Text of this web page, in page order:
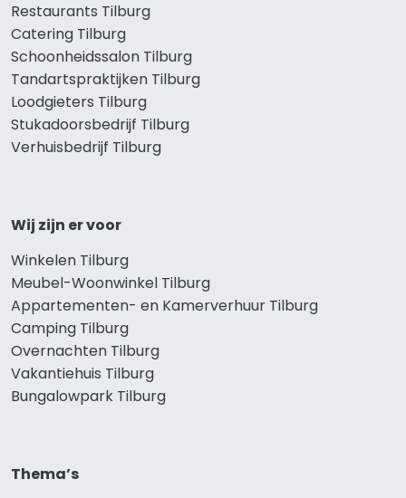
Restaurants Tilburg
Catering Tilburg
Schoonheidssalon Tilburg
Tandartspraktijken Tilburg
Loodgieters Tilburg
Stukadoorsbedrijf Tilburg
Verhuisbedrijf Tilburg
Wij zijn er voor
Winkelen Tilburg
Meubel-Woonwinkel Tilburg
Appartementen- en Kamerverhuur Tilburg
Camping Tilburg
Overnachten Tilburg
Vakantiehuis Tilburg
Bungalowpark Tilburg
Thema’s